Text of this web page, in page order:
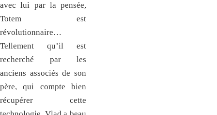
avec lui par la pensée,
Totem est
révolutionnaire…
Tellement qu’il est
recherché par les
anciens associés de son
père, qui compte bien
récupérer cette